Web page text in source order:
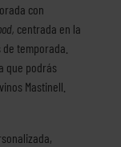
con
centrada en la
temporada.
que podrás
Mastinell.